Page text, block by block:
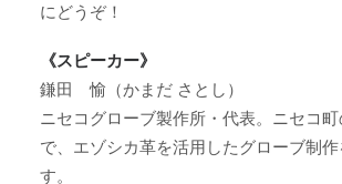
にどうぞ！
《スピーカー》
鎌田 愉（かまだ さとし）
ニセコグローブ製作所・代表。ニセコ
で、エゾシカ革を活用したグローブ制
す。